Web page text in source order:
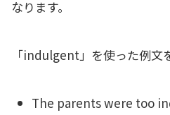
なります。
「indulgent」を使った例文
The parents were too